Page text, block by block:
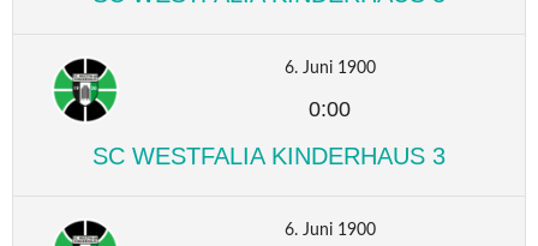
6. Juni 1900
0:00
SC WESTFALIA KINDERHAUS 3
6. Juni 1900